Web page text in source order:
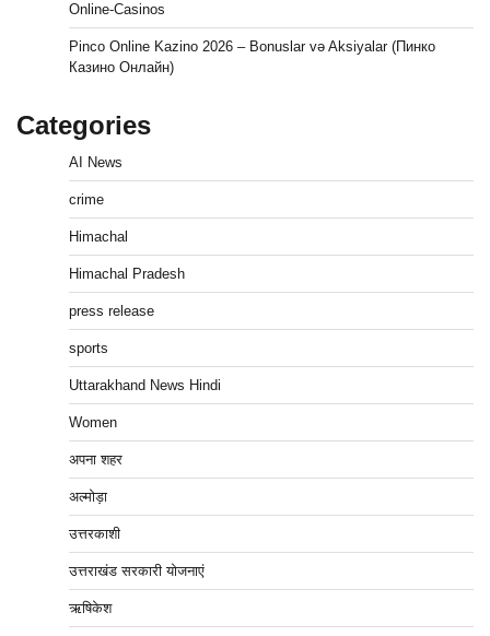
Online-Casinos
Pinco Online Kazino 2026 – Bonuslar və Aksiyalar (Пинко
Казино Онлайн)
Categories
AI News
crime
Himachal
Himachal Pradesh
press release
sports
Uttarakhand News Hindi
Women
अपना शहर
अल्मोड़ा
उत्तरकाशी
उत्तराखंड सरकारी योजनाएं
ऋषिकेश